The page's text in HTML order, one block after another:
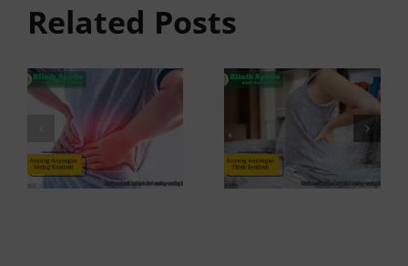
Related Posts
Sering
Kambuh
dan Cara
Atasinya
Penyebab
dan
Solusinya